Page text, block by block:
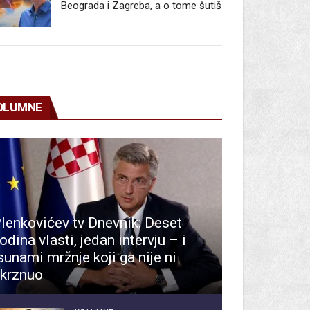
Beograda i Zagreba, a o tome šutiš
tv Dnevnik: Deset
vlasti, jedan intervju – i
mržnje koji ga nije ni